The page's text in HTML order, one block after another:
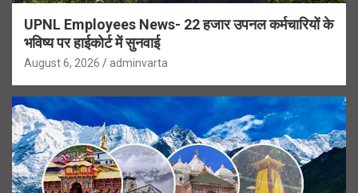
UPNL Employees News- 22 हजार उपनल कर्मचारियों के
भविष्य पर हाईकोर्ट में सुनवाई
August 6, 2026 adminvarta